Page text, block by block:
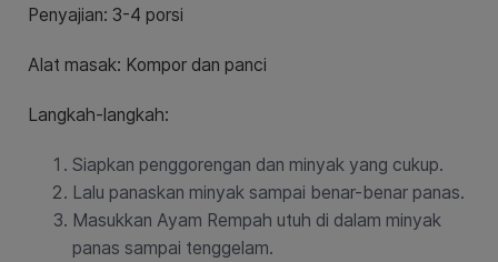
Penyajian: 3-4 porsi
Alat masak: Kompor dan panci
Langkah-langkah:
Siapkan penggorengan dan minyak yang cukup.
Lalu panaskan minyak sampai benar-benar panas.
Masukkan Ayam Rempah utuh di dalam minyak
panas sampai tenggelam.